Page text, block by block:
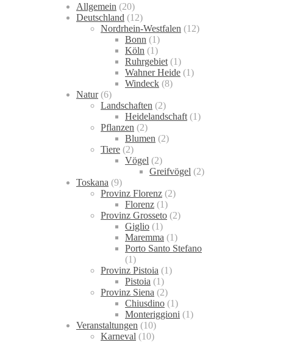
Allgemein (20)
Deutschland (12)
Nordrhein-Westfalen (12)
Bonn (1)
Köln (1)
Ruhrgebiet (1)
Wahner Heide (1)
Windeck (8)
Natur(6)
Landschaften (2)
Heidelandschaft (1)
Pflanzen (2)
Blumen (2)
Tiere (2)
Vögel (2)
Greifvögel (2)
Toskana (9)
Provinz Florenz (2)
Florenz (1)
Provinz Grosseto (2)
Giglio (1)
Maremma (1)
Porto Santo Stefano
(1)
Provinz Pistoia (1)
Pistoia (1)
Provinz Siena (2)
Chiusdino (1)
Monteriggioni (1)
Veranstaltungen (10)
Karneval (10)